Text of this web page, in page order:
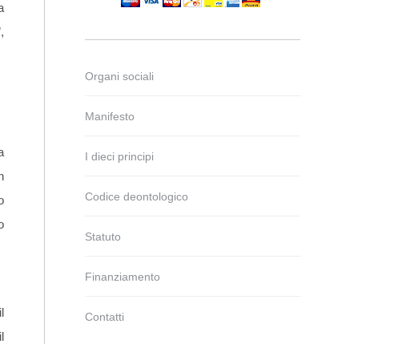
Organi sociali
Manifesto
I dieci principi
Codice deontologico
Statuto
Finanziamento
Contatti